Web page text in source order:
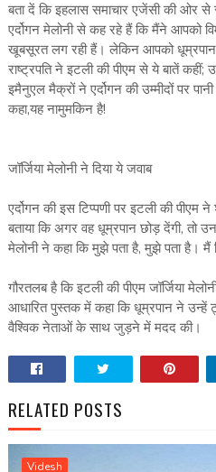
बता दें कि इहलास समाचार एजेंसी की ओर से
एर्दोगन मेलोनी से कह रहे हैं कि मैंने आपको
खूबसूरत लग रही हैं। लेकिन आपको धूम्रपान
राष्ट्रपति ने इटली की पीएम से ये बातें
इमैनुएल मैक्रों ने एर्दोगन की उम्मीदों पर
कहा,यह नामुमकिन है!
जॉर्जिया मेलोनी ने दिया ये जवाब
एर्दोगन की इस टिप्पणी पर इटली की पीएम
बताया कि अगर वह धूम्रपान छोड़ देंगी, तो
मेलोनी ने कहा कि मुझे पता है, मुझे पता है। मैं
गौरतलब है कि इटली की पीएम जॉर्जिया
आधारित पुस्तक में कहा कि धूम्रपान ने उन्हें
वैश्विक नेताओं के साथ जुड़ने में मदद की।
RELATED POSTS
Videsh